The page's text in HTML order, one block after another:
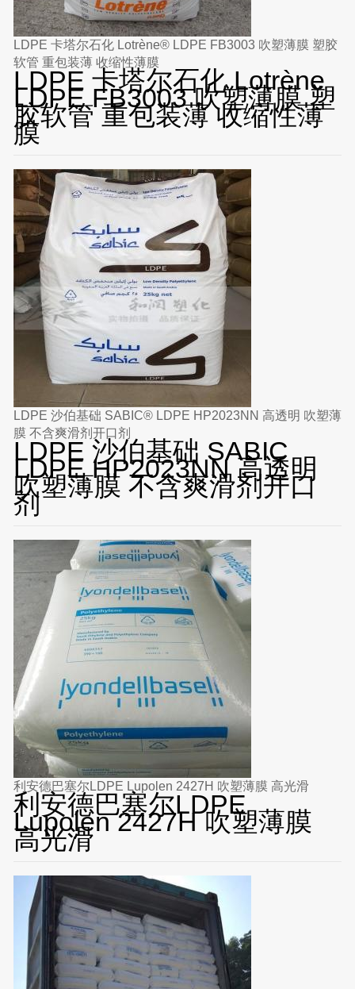
LDPE 卡塔尔石化 Lotrène® LDPE FB3003 吹塑薄膜 塑胶
软管 重包装薄 收缩性薄膜
LDPE 卡塔尔石化 Lotrène
LDPE FB3003 吹塑薄膜 塑
胶软管 重包装薄 收缩性薄
膜
LDPE 沙伯基础 SABIC® LDPE HP2023NN 高透明 吹塑薄
膜 不含爽滑剂开口剂
LDPE 沙伯基础 SABIC
LDPE HP2023NN 高透明
吹塑薄膜 不含爽滑剂开口
剂
利安德巴塞尔LDPE Lupolen 2427H 吹塑薄膜 高光滑
利安德巴塞尔LDPE
Lupolen 2427H 吹塑薄膜
高光滑